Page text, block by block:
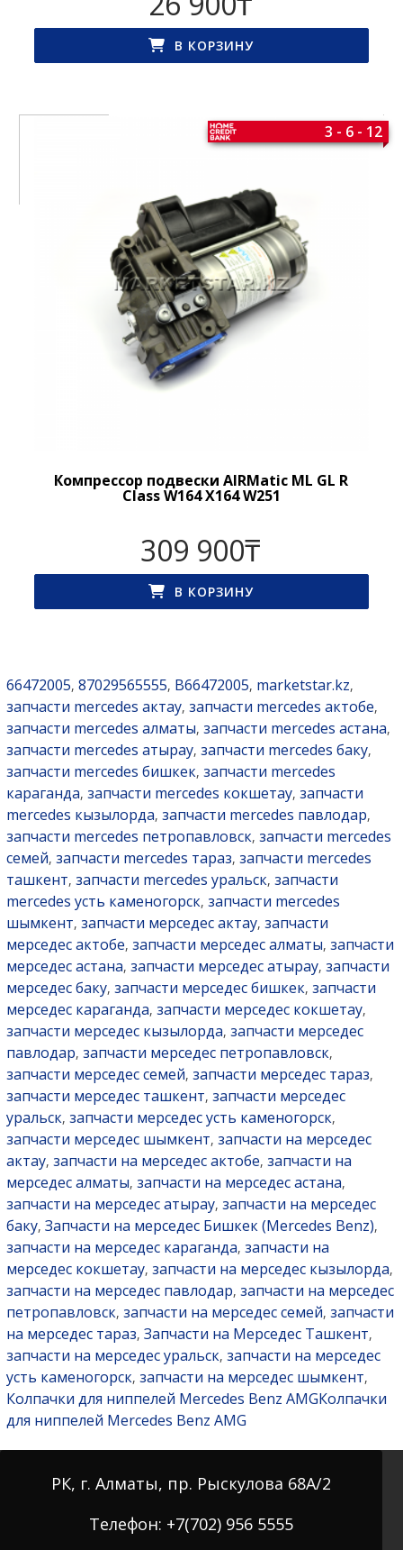
В КОРЗИНУ
Компрессор подвески AIRMatic ML GL R
Class W164 X164 W251
3 - 6 - 12
309 900₸
В КОРЗИНУ
66472005, 87029565555, B66472005, marketstar.kz,
запчасти mercedes актау, запчасти mercedes актобе,
запчасти mercedes алматы, запчасти mercedes астана,
запчасти mercedes атырау, запчасти mercedes баку,
запчасти mercedes бишкек, запчасти mercedes
караганда, запчасти mercedes кокшетау, запчасти
mercedes кызылорда, запчасти mercedes павлодар,
запчасти mercedes петропавловск, запчасти mercedes
семей, запчасти mercedes тараз, запчасти mercedes
ташкент, запчасти mercedes уральск, запчасти
mercedes усть каменогорск, запчасти mercedes
шымкент, запчасти мерседес актау, запчасти
мерседес актобе, запчасти мерседес алматы, запчасти
мерседес астана, запчасти мерседес атырау, запчасти
мерседес баку, запчасти мерседес бишкек, запчасти
мерседес караганда, запчасти мерседес кокшетау,
запчасти мерседес кызылорда, запчасти мерседес
павлодар, запчасти мерседес петропавловск,
запчасти мерседес семей, запчасти мерседес тараз,
запчасти мерседес ташкент, запчасти мерседес
уральск, запчасти мерседес усть каменогорск,
запчасти мерседес шымкент, запчасти на мерседес
актау, запчасти на мерседес актобе, запчасти на
мерседес алматы, запчасти на мерседес астана,
запчасти на мерседес атырау, запчасти на мерседес
баку, Запчасти на мерседес Бишкек (Mercedes Benz),
запчасти на мерседес караганда, запчасти на
мерседес кокшетау, запчасти на мерседес кызылорда,
запчасти на мерседес павлодар, запчасти на мерседес
петропавловск, запчасти на мерседес семей, запчасти
на мерседес тараз, Запчасти на Мерседес Ташкент,
запчасти на мерседес уральск, запчасти на мерседес
усть каменогорск, запчасти на мерседес шымкент,
Колпачки для ниппелей Mercedes Benz AMGКолпачки
для ниппелей Mercedes Benz AMG
РК, г. Алматы, пр. Рыскулова 68А/2
Телефон: +7(702) 956 5555